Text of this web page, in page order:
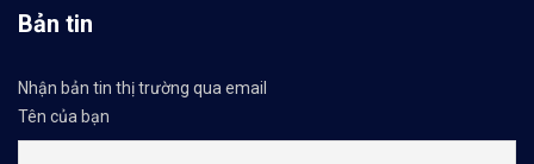
Bản tin
Nhận bản tin thị trường qua email
Tên của bạn